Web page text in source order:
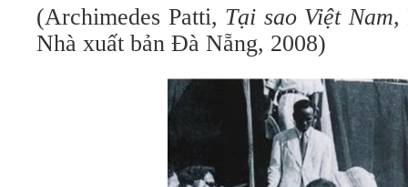
(Archimedes Patti, Tại sao Việt Nam,
Nhà xuất bản Đà Nẵng, 2008)